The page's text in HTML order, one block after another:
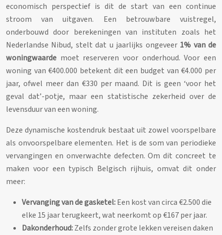
economisch perspectief is dit de start van een continue
stroom van uitgaven. Een betrouwbare vuistregel,
onderbouwd door berekeningen van instituten zoals het
Nederlandse Nibud, stelt dat u jaarlijks ongeveer 1% van de
woningwaarde moet reserveren voor onderhoud. Voor een
woning van €400.000 betekent dit een budget van €4.000 per
jaar, ofwel meer dan €330 per maand. Dit is geen ‘voor het
geval dat’-potje, maar een statistische zekerheid over de
levensduur van een woning.
Deze dynamische kostendruk bestaat uit zowel voorspelbare
als onvoorspelbare elementen. Het is de som van periodieke
vervangingen en onverwachte defecten. Om dit concreet te
maken voor een typisch Belgisch rijhuis, omvat dit onder
meer:
Vervanging van de gasketel:Een kost van circa €2.500 die
elke 15 jaar terugkeert, wat neerkomt op €167 per jaar.
Dakonderhoud:Zelfs zonder grote lekken vereisen daken